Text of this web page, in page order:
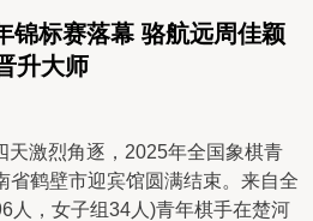
锦标赛落幕 骆航远周佳颖
升大师
天激烈角逐，2025年全国象棋青
省鹤壁市迎宾馆圆满结束。来自全
人，女子组34人)青年棋手在楚河